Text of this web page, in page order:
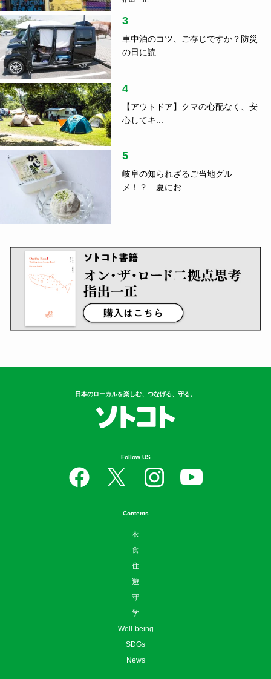
3
車中泊のコツ、ご存じですか？防災
の日に読...
4
【アウトドア】クマの心配なく、安
心してキ...
5
岐阜の知られざるご当地グル
メ！？ 夏にお...
日本のローカルを楽しむ、つなげる、守る。
Follow US
Contents
衣
食
住
遊
守
学
Well-being
SDGs
News